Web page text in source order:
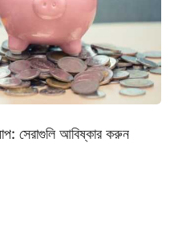
সেরাগুলি আবিষ্কার করুন